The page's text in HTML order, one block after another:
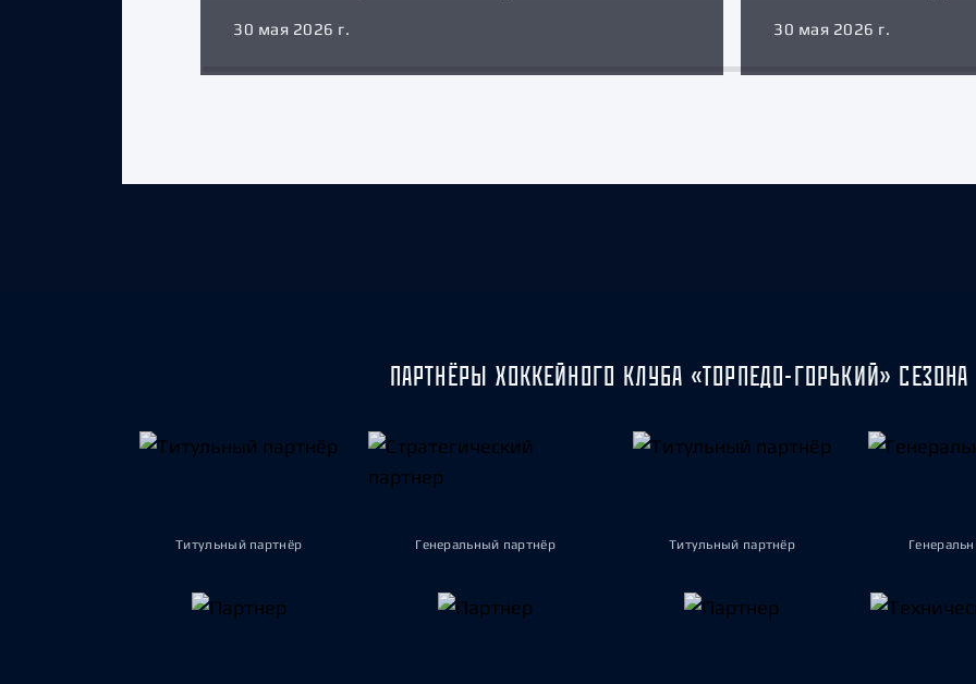
30 мая 2026 г. 30 мая 2026 г.
ПАРТНЁРЫ ХОККЕЙНОГО КЛУБА «ТОРПЕДО-ГОРЬКИЙ» СЕЗОНА
Титульный партнёр Генеральный партнёр Титульный партнёр